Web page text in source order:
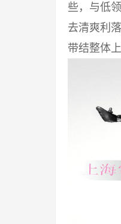
些，与低
去清爽利
带结整体